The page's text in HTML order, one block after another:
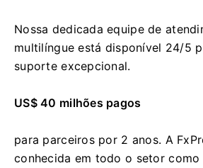
Nossa dedicada equipe de
multilíngue está disponível 24/5
suporte excepcional.
US$ 40 milhões pagos
para parceiros por 2 anos. A
conhecida em todo o setor como